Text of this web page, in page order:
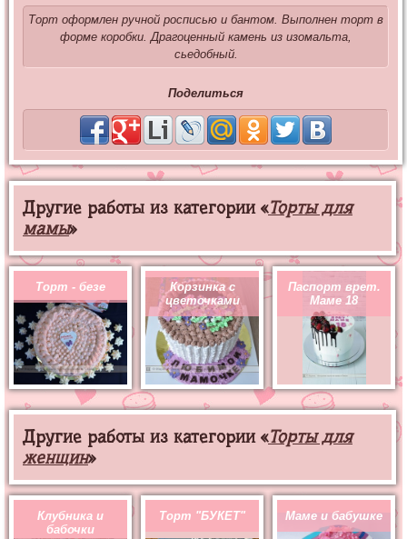
Торт оформлен ручной росписью и бантом. Выполнен торт в
форме коробки. Драгоценный камень из изомальта,
сьедобный.
Поделиться
Другие работы из категории «Торты для
мамы»
Торт - безе
Корзинка с
цветочками
Паспорт врет.
Маме 18
Другие работы из категории «Торты для
женщин»
Клубника и
бабочки
Торт "БУКЕТ" Маме и бабушке